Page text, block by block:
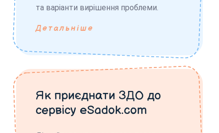
та варіанти вирішення проблеми.
Детальніше
Як приєднати ЗДО до
сервісу eSadok.com